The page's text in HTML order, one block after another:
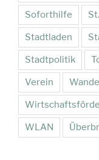
Soforthilfe
Stadtladen
Stadtpolitik
Verein
WLAN